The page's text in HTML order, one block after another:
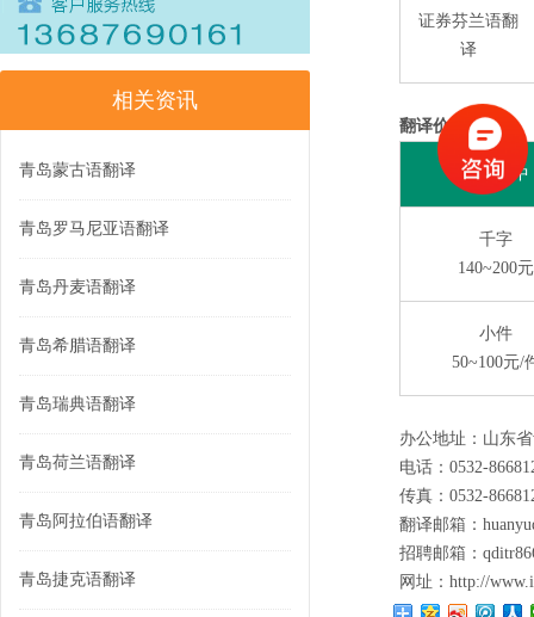
相关资讯
青岛蒙古语翻译
青岛罗马尼亚语翻译
青岛丹麦语翻译
青岛希腊语翻译
青岛瑞典语翻译
青岛荷兰语翻译
青岛阿拉伯语翻译
青岛捷克语翻译
证券芬兰语翻
译
翻译价格：
英互译中
千字
140~200元
小件
50~100元/
办公地址：山东
电话：0532-
传真：0532-
翻译邮箱：
招聘邮箱：
网址： http://